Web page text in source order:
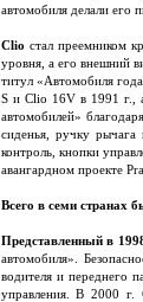
автомобиля делали его
Clio стал преемником
уровня, а его внешний
титул «Автомобиля
S и Clio 16V в 1991 г.,
автомобилей»
сиденья, ручку рычага
контроль, кнопки
авангардном проекте
Всего в семи странах
Представленный в
автомобиля».
водителя и переднего
управления. В 2000